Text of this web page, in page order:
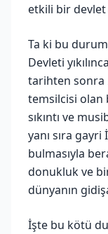
etkili bir devlet
Ta ki bu
Devleti
tarihten sonra
temsilcisi olan
sıkıntı ve
yanı sıra
bulmasıyla
donukluk ve
dünyanın
İşte bu kötü